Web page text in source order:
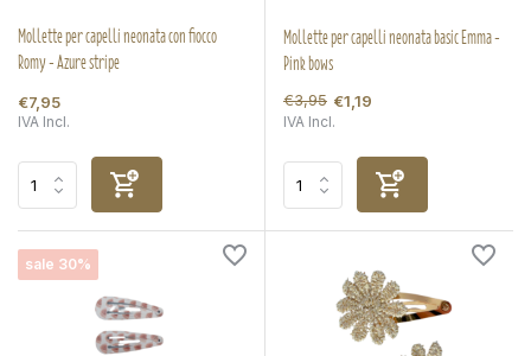
Mollette per capelli neonata con fiocco
Romy - Azure stripe
€7,95
IVA Incl.
Mollette per capelli neonata basic Emma -
Pink bows
€3,95 €1,19
IVA Incl.
sale 30%